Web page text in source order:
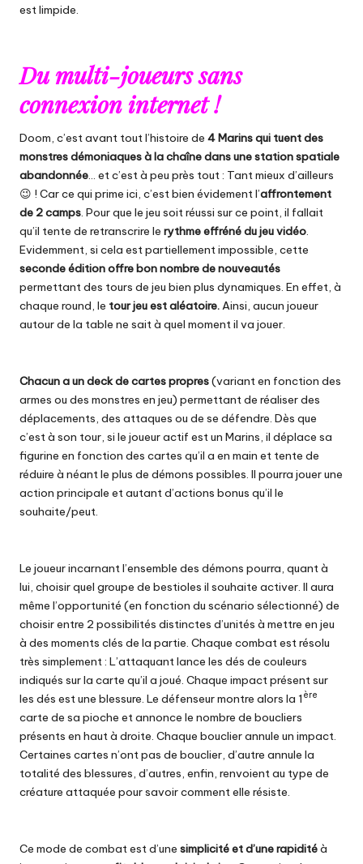
est limpide.
Du multi-joueurs sans
connexion internet !
Doom, c’est avant tout l’histoire de 4 Marins qui tuent des
monstres démoniaques à lachaînedans une station spatiale
abandonnée… et c’est à peu près tout : Tant mieux d’ailleurs
😉 ! Car ce qui prime ici, c’est bien évidement l’affrontement
de 2 camps. Pour que le jeu soit réussi sur ce point, il fallait
qu’il tente de retranscrire le rythme effréné du jeu vidéo.
Evidemment, si cela est partiellement impossible, cette
seconde édition offre bon nombre de nouveautés
permettant des tours de jeu bien plus dynamiques. En effet, à
chaque round, le tour jeu est aléatoire.Ainsi, aucun joueur
autour de la table ne sait à quel moment il va jouer.
Chacun a un deck de cartes propres(variant en fonction des
armes ou des monstres en jeu) permettant de réaliser des
déplacements, des attaques ou de se défendre. Dès que
c’est à son tour, si le joueur actif est un Marins, il déplace sa
figurine en fonction des cartes qu’il a en main et tente de
réduire à néant le plus de démons possibles. Il pourra jouer une
action principale et autant d’actions bonus qu’il le
souhaite/peut.
Le joueur incarnant l’ensemble des démons pourra, quant à
lui, choisir quel groupe de bestioles il souhaite activer. Il aura
même l’opportunité (en fonction du scénario sélectionné) de
choisir entre 2 possibilités distinctes d’unités à mettre en jeu
à des moments clés de la partie. Chaque combat est résolu
très simplement : L’attaquant lance les dés de couleurs
indiqués sur la carte qu’il a joué. Chaque impact présent sur
les dés est une blessure. Le défenseur montre alors la 1 ère
carte de sa pioche et annonce le nombre de boucliers
présents en haut à droite. Chaque bouclier annule un impact.
Certaines cartes n’ont pas de bouclier, d’autre annule la
totalité des blessures, d’autres, enfin, renvoient au type de
créature attaquée pour savoir comment elle résiste.
Ce mode de combat est d’une simplicité et d’une rapiditéà